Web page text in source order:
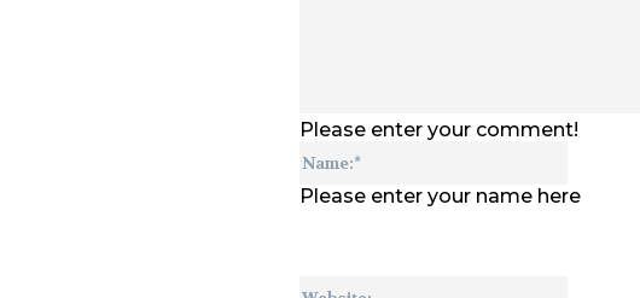
Please enter your comment!
Please enter your name here